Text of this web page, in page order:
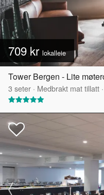
709 kr lokalleie
Tower Bergen - Lite
3 seter · Medbrakt mat tillatt ·